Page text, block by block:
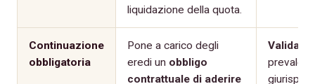
liquidazione della quota.
Continuazione
obbligatoria
Pone a carico degli
eredi un obbligo
contrattuale di aderire
Valida